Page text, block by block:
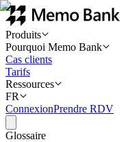
Produits
Pourquoi Memo Bank
Cas clients
Tarifs
Ressources
FR
ConnexionPrendre RDV
Glossaire